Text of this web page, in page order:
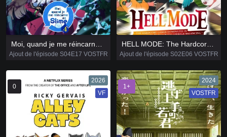
Ajout de l'épisode S04E17 VOSTFR Ajout de l'épisode S02E06 VOSTFR
0
2026
VF
1+
2024
VOSTFR